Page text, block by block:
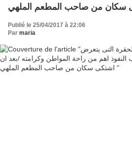
Publié le 25/04/2017 à 22:06
Par maria